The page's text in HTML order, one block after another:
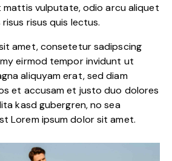
mattis vulputate, odio arcu aliquet
risus quis lectus.
amet, consetetur sadipscing
eirmod tempor invidunt ut
aliquyam erat, sed diam
et accusam et justo duo dolores
kasd gubergren, no sea
Lorem ipsum dolor sit amet.